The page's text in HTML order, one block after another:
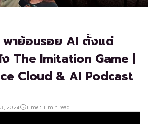
พาย้อนรอย AI ตั้งแต่
The Imitation Game |
Cloud & AI Podcast
2024 Time : 1 min read